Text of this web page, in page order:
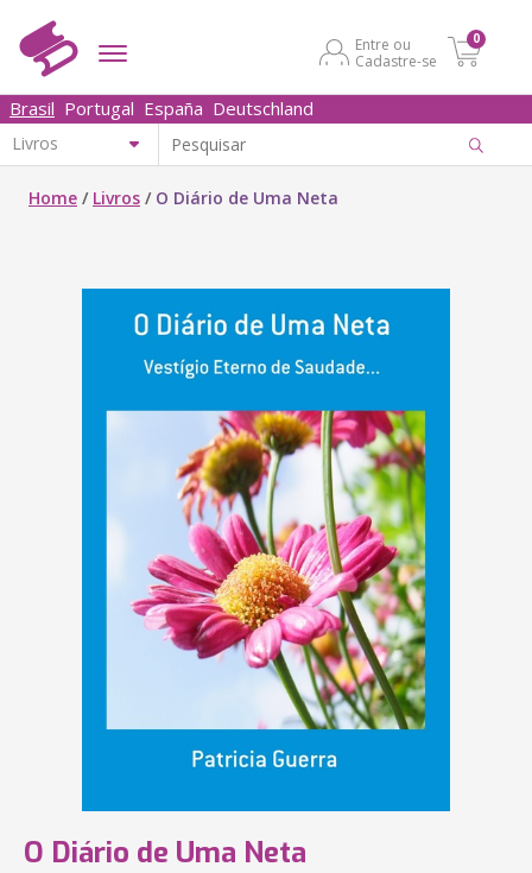
Entre ou
Cadastre-se
0
Brasil Portugal España Deutschland
Home / Livros / O Diário de Uma Neta
O Diário de Uma Neta